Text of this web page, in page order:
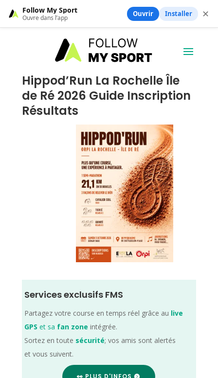
Hippod’Run La Rochelle Île
de Ré 2026 Guide Inscription
Résultats
Services exclusifs FMS
Partagez votre course en temps réel grâce au live
GPS et sa fan zone intégrée.
Sortez en toute sécurité; vos amis sont alertés
et vous suivent.
👀 PLUS D'INFOS
Follow My Sport
Ouvre dans l’app Ouvrir Installer ✕